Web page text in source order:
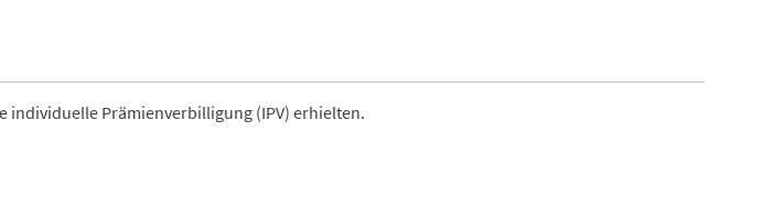
individuelle Prämienverbilligung (IPV) erhielten.